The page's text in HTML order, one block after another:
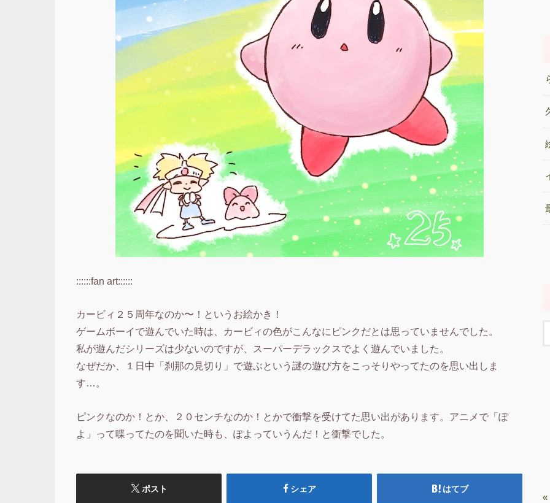
::::::fan art::::::
カービィ２５周年なのか〜！というお絵かき！
ゲームボーイで遊んでいた時は、カービィの色がこんなにピンクだとは思っていませんでした。
私が遊んだシリーズは少ないのですが、スーパーデラックスでよく遊んでいました。
なぜだか、１日中「刹那の見切り」で遊ぶという謎の遊び方をこっそりやってたのを思い出しま
す…。
ピンクなのか！とか、２０センチなのか！とかで衝撃を受けてた思い出があります。アニメで「ぽ
よ」って喋ってたのを聞いた時も、ぽよっていうんだ！と衝撃でした。
ポスト シェア はてブ
«